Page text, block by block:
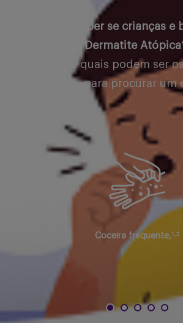
Como saber se crianças e
Dermatite
Saiba quais podem ser
sintomas, para procurar um
Coceira frequente,1 ,2